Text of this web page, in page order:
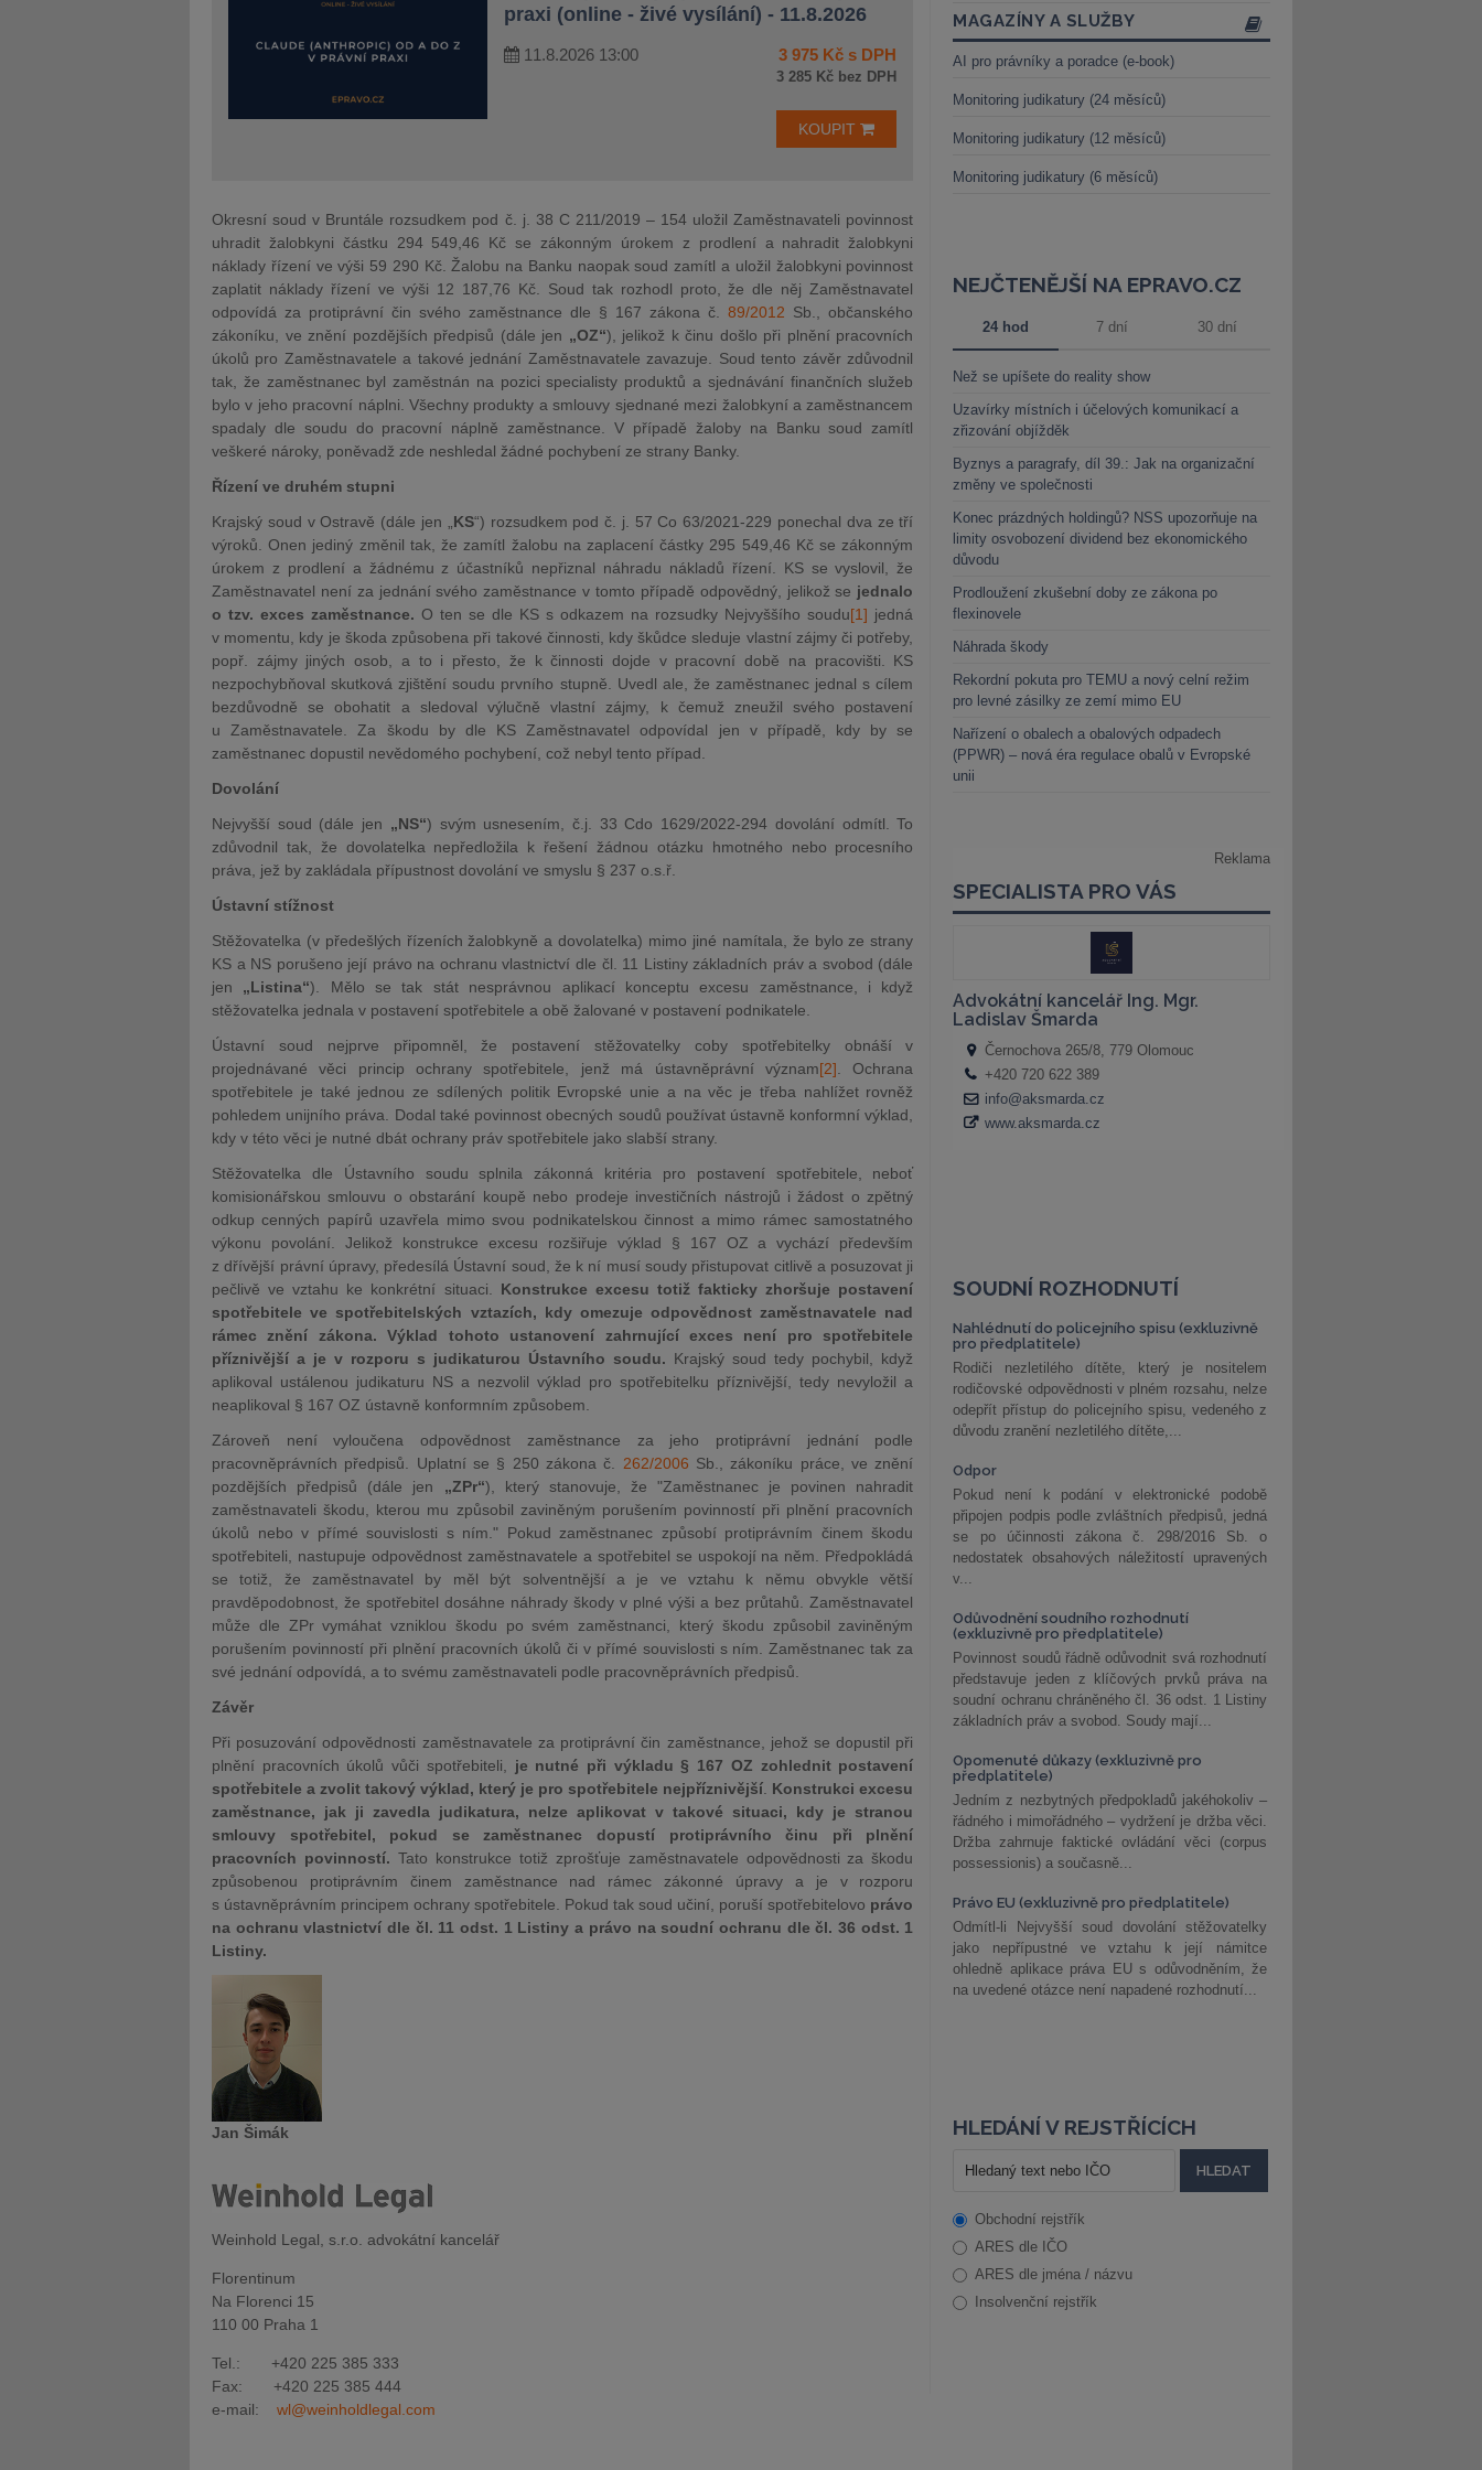
praxi (online - živé vysílání) - 11.8.2026
11.8.2026 13:00 3 975 Kč s DPH
3 285 Kč bez DPH
KOUPIT
Okresní soud v Bruntále rozsudkem pod č. j. 38 C 211/2019 – 154 uložil Zaměstnavateli povinnost
uhradit žalobkyni částku 294 549,46 Kč se zákonným úrokem z prodlení a nahradit žalobkyni
náklady řízení ve výši 59 290 Kč. Žalobu na Banku naopak soud zamítl a uložil žalobkyni povinnost
zaplatit náklady řízení ve výši 12 187,76 Kč. Soud tak rozhodl proto, že dle něj Zaměstnavatel
odpovídá za protiprávní čin svého zaměstnance dle § 167 zákona č.89/2012 Sb., občanského
zákoníku, ve znění pozdějších předpisů (dále jen „OZ“), jelikož k činu došlo při plnění pracovních
úkolů pro Zaměstnavatele a takové jednání Zaměstnavatele zavazuje. Soud tento závěr zdůvodnil
tak, že zaměstnanec byl zaměstnán na pozici specialisty produktů a sjednávání finančních služeb
bylo v jeho pracovní náplni. Všechny produkty a smlouvy sjednané mezi žalobkyní a zaměstnancem
spadaly dle soudu do pracovní náplně zaměstnance. V případě žaloby na Banku soud zamítl
veškeré nároky, poněvadž zde neshledal žádné pochybení ze strany Banky.
Řízení ve druhém stupni
Krajský soud v Ostravě (dále jen „ KS“) rozsudkem pod č. j. 57 Co 63/2021-229 ponechal dva ze tří
výroků. Onen jediný změnil tak, že zamítl žalobu na zaplacení částky 295 549,46 Kč se zákonným
úrokem z prodlení a žádnému z účastníků nepřiznal náhradu nákladů řízení. KS se vyslovil, že
Zaměstnavatel není za jednání svého zaměstnance v tomto případě odpovědný, jelikož se jednalo
o tzv. exces zaměstnance. O ten se dle KS s odkazem na rozsudky Nejvyššího soudu[1] jedná
v momentu, kdy je škoda způsobena při takové činnosti, kdy škůdce sleduje vlastní zájmy či potřeby,
popř. zájmy jiných osob, a to i přesto, že k činnosti dojde v pracovní době na pracovišti. KS
nezpochybňoval skutková zjištění soudu prvního stupně. Uvedl ale, že zaměstnanec jednal s cílem
bezdůvodně se obohatit a sledoval výlučně vlastní zájmy, k čemuž zneužil svého postavení
u Zaměstnavatele. Za škodu by dle KS Zaměstnavatel odpovídal jen v případě, kdy by se
zaměstnanec dopustil nevědomého pochybení, což nebyl tento případ.
Dovolání
Nejvyšší soud (dále jen „NS“) svým usnesením, č.j. 33 Cdo 1629/2022-294 dovolání odmítl. To
zdůvodnil tak, že dovolatelka nepředložila k řešení žádnou otázku hmotného nebo procesního
práva, jež by zakládala přípustnost dovolání ve smyslu § 237 o.s.ř.
Ústavní stížnost
Stěžovatelka (v předešlých řízeních žalobkyně a dovolatelka) mimo jiné namítala, že bylo ze strany
KS a NS porušeno její právo na ochranu vlastnictví dle čl. 11 Listiny základních práv a svobod (dále
jen „Listina“). Mělo se tak stát nesprávnou aplikací konceptu excesu zaměstnance, i když
stěžovatelka jednala v postavení spotřebitele a obě žalované v postavení podnikatele.
Ústavní soud nejprve připomněl, že postavení stěžovatelky coby spotřebitelky obnáší v
projednávané věci princip ochrany spotřebitele, jenž má ústavněprávní význam[2] .Ochrana
spotřebitele je také jednou ze sdílených politik Evropské unie a na věc je třeba nahlížet rovněž
pohledem unijního práva. Dodal také povinnost obecných soudů používat ústavně konformní výklad,
kdy v této věci je nutné dbát ochrany práv spotřebitele jako slabší strany.
Stěžovatelka dle Ústavního soudu splnila zákonná kritéria pro postavení spotřebitele, neboť
komisionářskou smlouvu o obstarání koupě nebo prodeje investičních nástrojů i žádost o zpětný
odkup cenných papírů uzavřela mimo svou podnikatelskou činnost a mimo rámec samostatného
výkonu povolání. Jelikož konstrukce excesu rozšiřuje výklad § 167 OZ a vychází především
z dřívější právní úpravy, předesílá Ústavní soud, že k ní musí soudy přistupovat citlivě a posuzovat ji
pečlivě ve vztahu ke konkrétní situaci. Konstrukce excesu totiž fakticky zhoršuje postavení
spotřebitele ve spotřebitelských vztazích, kdy omezuje odpovědnost zaměstnavatele nad
rámec znění zákona. Výklad tohoto ustanovení zahrnující exces není pro spotřebitele
příznivější a je v rozporu s judikaturou Ústavního soudu. Krajský soud tedy pochybil, když
aplikoval ustálenou judikaturu NS a nezvolil výklad pro spotřebitelku příznivější, tedy nevyložil a
neaplikoval § 167 OZ ústavně konformním způsobem.
Zároveň není vyloučena odpovědnost zaměstnance za jeho protiprávní jednání podle
pracovněprávních předpisů. Uplatní se § 250 zákona č. 262/2006 Sb., zákoníku práce, ve znění
pozdějších předpisů (dále jen „ZPr“), který stanovuje, že "Zaměstnanec je povinen nahradit
zaměstnavateli škodu, kterou mu způsobil zaviněným porušením povinností při plnění pracovních
úkolů nebo v přímé souvislosti s ním." Pokud zaměstnanec způsobí protiprávním činem škodu
spotřebiteli, nastupuje odpovědnost zaměstnavatele a spotřebitel se uspokojí na něm. Předpokládá
se totiž, že zaměstnavatel by měl být solventnější a je ve vztahu k němu obvykle větší
pravděpodobnost, že spotřebitel dosáhne náhrady škody v plné výši a bez průtahů. Zaměstnavatel
může dle ZPr vymáhat vzniklou škodu po svém zaměstnanci, který škodu způsobil zaviněným
porušením povinností při plnění pracovních úkolů či v přímé souvislosti s ním. Zaměstnanec tak za
své jednání odpovídá, a to svému zaměstnavateli podle pracovněprávních předpisů.
Závěr
Při posuzování odpovědnosti zaměstnavatele za protiprávní čin zaměstnance, jehož se dopustil při
plnění pracovních úkolů vůči spotřebiteli, je nutné při výkladu § 167 OZ zohlednit postavení
spotřebitele a zvolit takový výklad, který je pro spotřebitele nejpříznivější Konstrukci excesu
zaměstnance, jak ji zavedla judikatura, nelze aplikovat v takové situaci, kdy je stranou
smlouvy spotřebitel, pokud se zaměstnanec dopustí protiprávního činu při plnění
pracovních povinností. Tato konstrukce totiž zprošťuje zaměstnavatele odpovědnosti za škodu
způsobenou protiprávním činem zaměstnance nad rámec zákonné úpravy a je v rozporu
s ústavněprávním principem ochrany spotřebitele. Pokud tak soud učiní, poruší spotřebitelovo právo
na ochranu vlastnictví dle čl. 11 odst. 1 Listiny a právo na soudní ochranu dle čl. 36 odst. 1
Listiny.
Jan Šimák
Weinhold Legal, s.r.o. advokátní kancelář
Florentinum
Na Florenci 15
110 00 Praha 1
Tel.: +420 225 385 333
Fax: +420 225 385 444
e-mail: wl@weinholdlegal.com
MAGAZÍNY A SLUŽBY
AI pro právníky a poradce (e-book)
Monitoring judikatury (24 měsíců)
Monitoring judikatury (12 měsíců)
Monitoring judikatury (6 měsíců)
NEJČTENĚJŠÍ NA EPRAVO.CZ
24 hod 7 dní 30 dní
Než se upíšete do reality show
Uzavírky místních i účelových komunikací a
zřizování objížděk
Byznys a paragrafy, díl 39.: Jak na organizační
změny ve společnosti
Konec prázdných holdingů? NSS upozorňuje na
limity osvobození dividend bez ekonomického
důvodu
Prodloužení zkušební doby ze zákona po
flexinovele
Náhrada škody
Rekordní pokuta pro TEMU a nový celní režim
pro levné zásilky ze zemí mimo EU
Nařízení o obalech a obalových odpadech
(PPWR) – nová éra regulace obalů v Evropské
unii
SOUDNÍ ROZHODNUTÍ
Nahlédnutí do policejního spisu (exkluzivně
pro předplatitele)
Rodiči nezletilého dítěte, který je nositelem
rodičovské odpovědnosti v plném rozsahu, nelze
odepřít přístup do policejního spisu, vedeného z
důvodu zranění nezletilého dítěte,...
Odpor
Pokud není k podání v elektronické podobě
připojen podpis podle zvláštních předpisů, jedná
se po účinnosti zákona č. 298/2016 Sb. o
nedostatek obsahových náležitostí upravených
v...
Odůvodnění soudního rozhodnutí
(exkluzivně pro předplatitele)
Povinnost soudů řádně odůvodnit svá rozhodnutí
představuje jeden z klíčových prvků práva na
soudní ochranu chráněného čl. 36 odst. 1 Listiny
základních práv a svobod. Soudy mají...
Opomenuté důkazy (exkluzivně pro
předplatitele)
Jedním z nezbytných předpokladů jakéhokoliv –
řádného i mimořádného – vydržení je držba věci.
Držba zahrnuje faktické ovládání věci (corpus
possessionis) a současně...
Právo EU (exkluzivně pro předplatitele)
Odmítl-li Nejvyšší soud dovolání stěžovatelky
jako nepřípustné ve vztahu k její námitce
ohledně aplikace práva EU s odůvodněním, že
na uvedené otázce není napadené rozhodnutí...
HLEDÁNÍ V REJSTŘÍCÍCH
Obchodní rejstřík
ARES dle IČO
ARES dle jména / názvu
Insolvenční rejstřík